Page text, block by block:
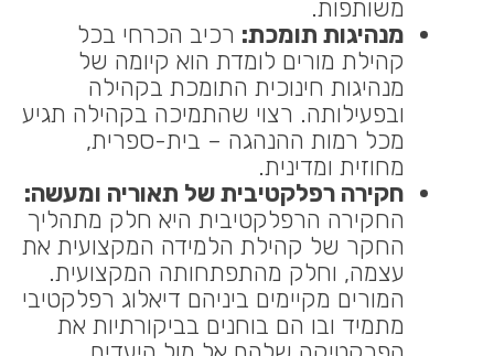
משותפות.
מנהיגות תומכת: רכיב הכרחי בכל
קהילת מורים לומדת הוא קיומה של
מנהיגות חינוכית התומכת בקהילה
ובפעילותה. רצוי שהתמיכה בקהילה תגיע
מכל רמות ההנהגה – בית-ספרית,
מחוזית ומדינית.
חקירה רפלקטיבית של תאוריה ומעשה:
החקירה הרפלקטיבית היא חלק מתהליך
החקר של קהילת הלמידה המקצועית את
עצמה, וחלק מהתפתחותה המקצועית.
המורים מקיימים ביניהם דיאלוג רפלקטיבי
מתמיד ובו הם בוחנים בביקורתיות את